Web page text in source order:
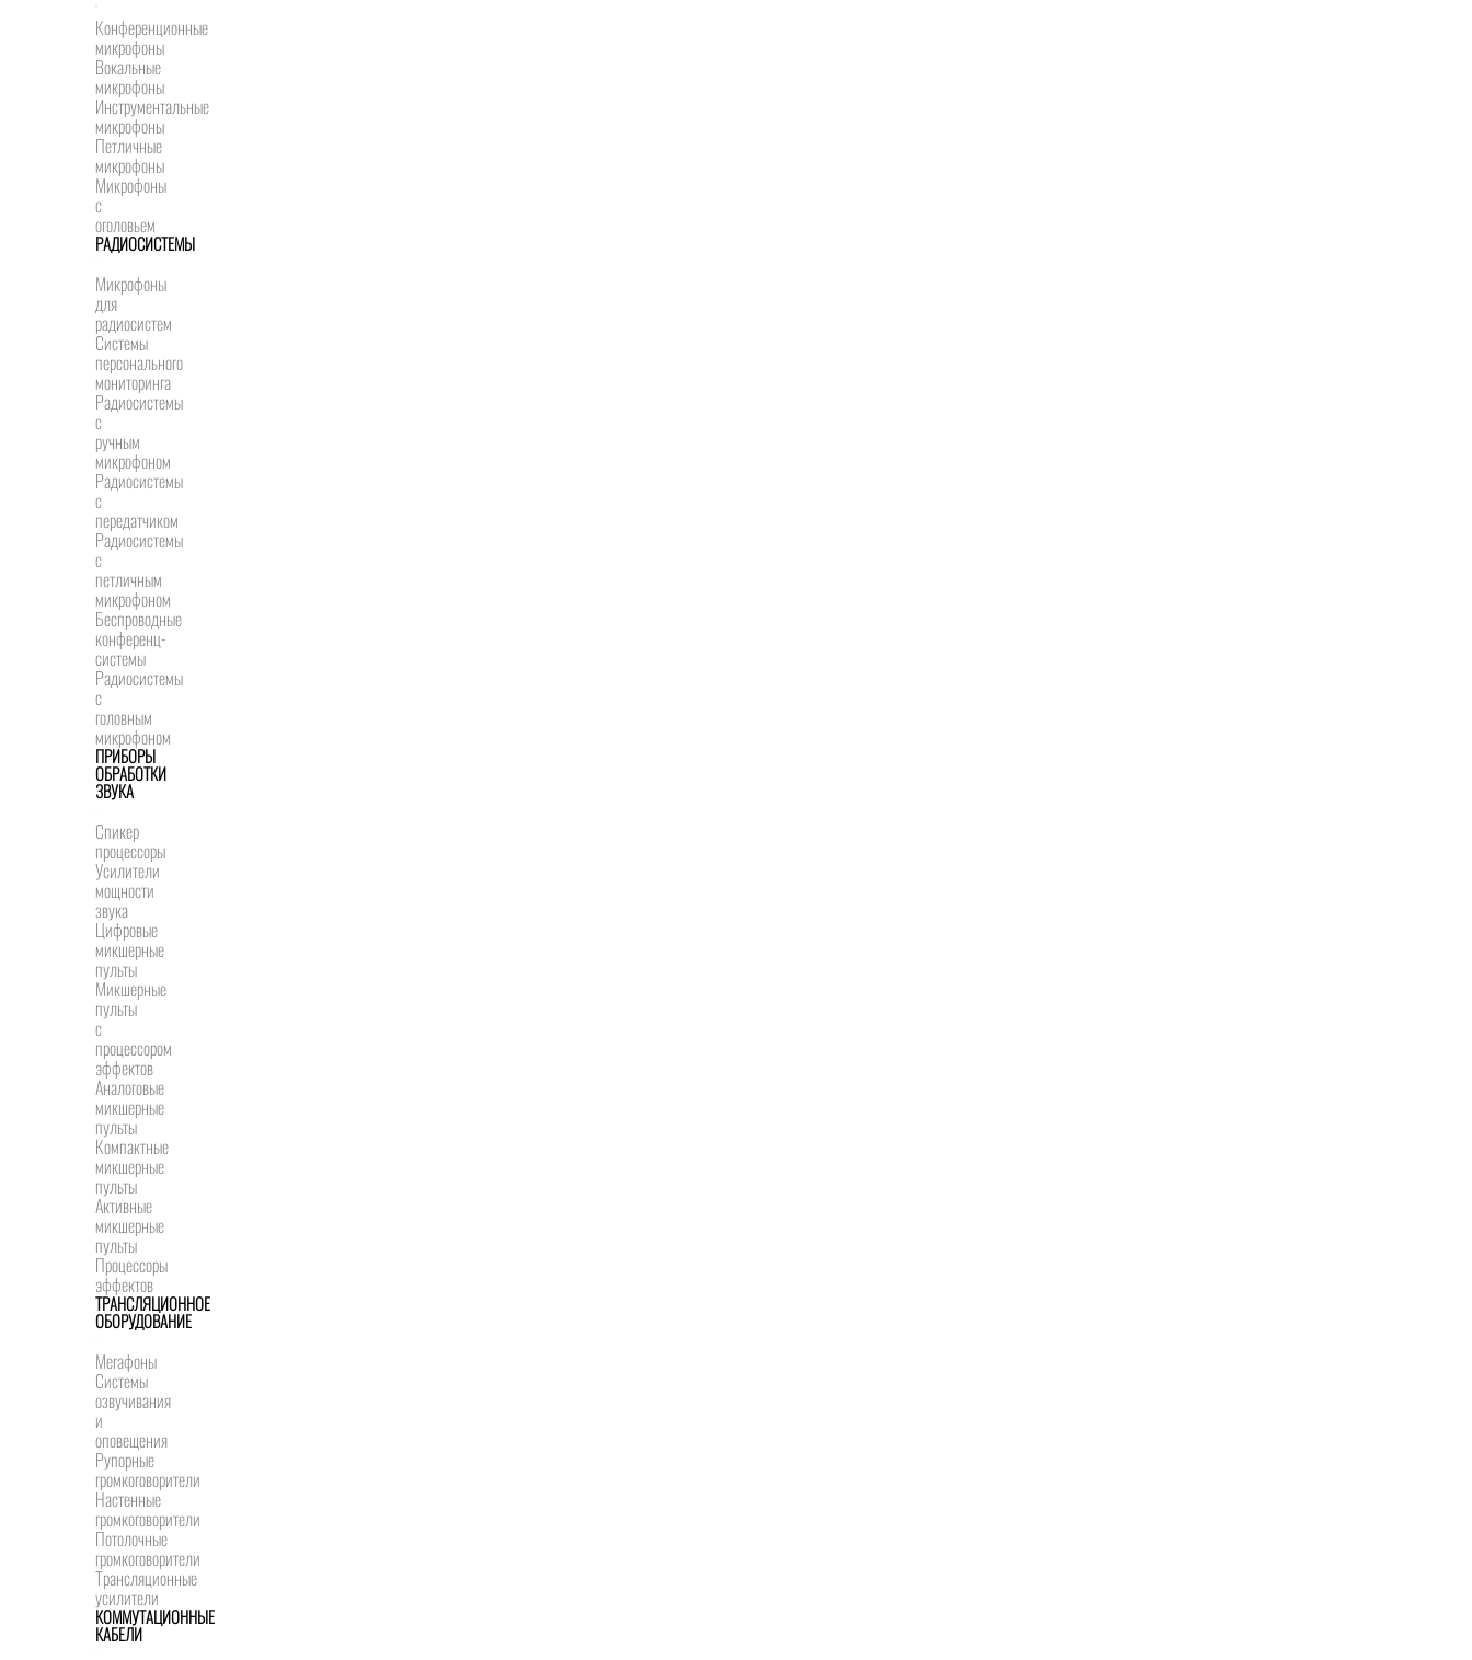
Конференционные
микрофоны
Вокальные
микрофоны
Инструментальные
микрофоны
Петличные
микрофоны
Микрофоны
с
оголовьем
РАДИОСИСТЕМЫ
Микрофоны
для
радиосистем
Системы
персонального
мониторинга
Радиосистемы
c
ручным
микрофоном
Радиосистемы
с
передатчиком
Радиосистемы
с
петличным
микрофоном
Беспроводные
конференц-
системы
Радиосистемы
с
головным
микрофоном
ПРИБОРЫ
ОБРАБОТКИ
ЗВУКА
Спикер
процессоры
Усилители
мощности
звука
Цифровые
микшерные
пульты
Микшерные
пульты
с
процессором
эффектов
Аналоговые
микшерные
пульты
Компактные
микшерные
пульты
Активные
микшерные
пульты
Процессоры
эффектов
ТРАНСЛЯЦИОННОЕ
ОБОРУДОВАНИЕ
Мегафоны
Системы
озвучивания
и
оповещения
Рупорные
громкоговорители
Настенные
громкоговорители
Потолочные
громкоговорители
Трансляционные
усилители
КОММУТАЦИОННЫЕ
КАБЕЛИ